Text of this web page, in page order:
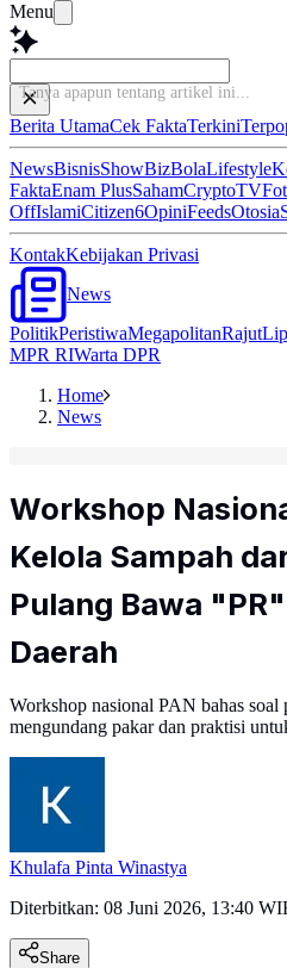
Menu
Tanya apapun tentang artikel
Berita UtamaCek FaktaTerkini
NewsBisnisShowBizBolaLifestyle
FaktaEnam PlusSahamCryptoTV
OffIslamiCitizen6OpiniFeedsOtosia
KontakKebijakan Privasi
News
PolitikPeristiwaMegapolitanRajut
MPR RIWarta DPR
Home
News
Workshop
Kelola Sampah
Pulang Bawa
Daerah
Workshop nasional PAN bahas soal
mengundang pakar dan praktisi
Khulafa Pinta Winastya
Diterbitkan: 08 Juni 2026, 13:40
Share